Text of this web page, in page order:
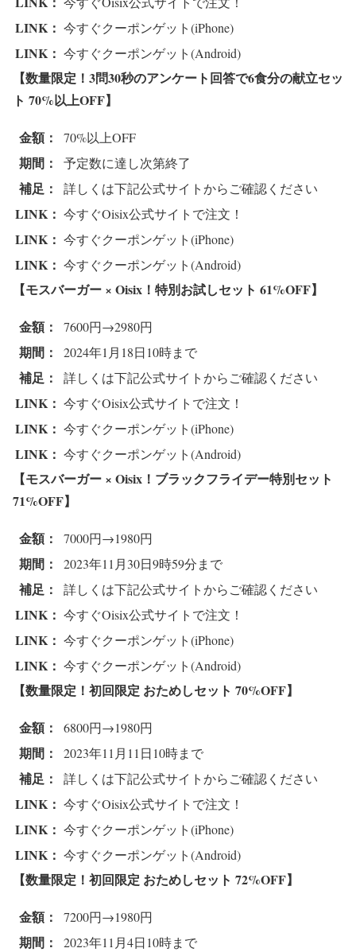
LINK： 今すぐクーポンゲット(iPhone)
LINK： 今すぐクーポンゲット(Android)
【数量限定！3問30秒のアンケート回答で6食分の献立セッ
ト 70%以上OFF】
金額： 70%以上OFF
期間： 予定数に達し次第終了
補足： 詳しくは下記公式サイトからご確認ください
LINK： 今すぐOisix公式サイトで注文！
LINK： 今すぐクーポンゲット(iPhone)
LINK： 今すぐクーポンゲット(Android)
【モスバーガー × Oisix！特別お試しセット 61%OFF】
金額： 7600円→2980円
期間： 2024年1月18日10時まで
補足： 詳しくは下記公式サイトからご確認ください
LINK： 今すぐOisix公式サイトで注文！
LINK： 今すぐクーポンゲット(iPhone)
LINK： 今すぐクーポンゲット(Android)
【モスバーガー × Oisix！ブラックフライデー特別セット
71%OFF】
金額： 7000円→1980円
期間： 2023年11月30日9時59分まで
補足： 詳しくは下記公式サイトからご確認ください
LINK： 今すぐOisix公式サイトで注文！
LINK： 今すぐクーポンゲット(iPhone)
LINK： 今すぐクーポンゲット(Android)
【数量限定！初回限定 おためしセット 70%OFF】
金額： 6800円→1980円
期間： 2023年11月11日10時まで
補足： 詳しくは下記公式サイトからご確認ください
LINK： 今すぐOisix公式サイトで注文！
LINK： 今すぐクーポンゲット(iPhone)
LINK： 今すぐクーポンゲット(Android)
【数量限定！初回限定 おためしセット 72%OFF】
金額： 7200円→1980円
期間： 2023年11月4日10時まで